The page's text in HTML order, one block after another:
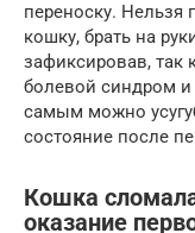
переноску. Нельзя
кошку, брать на
зафиксировав, так
болевой синдром и
самым можно
состояние после
Кошка
оказание